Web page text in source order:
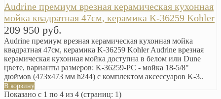
Audrine премиум врезная керамическая кухонная
мойка квадратная 47см, керамика K-36259 Kohler
209 950 руб.
Audrine премиум врезная керамическая кухонная мойка
квадратная 47см, керамика K-36259 Kohler Audrine врезная
керамическая кухонная мойка доступна в белом или Dune
цвете, варианты размеров: K-36259-PC - мойка 18-5/8"
дюймов (473х473 мм h244) с комплектом аксессуаров K-3..
В корзину
Показано с 1 по 4 из 4 (страниц: 1)